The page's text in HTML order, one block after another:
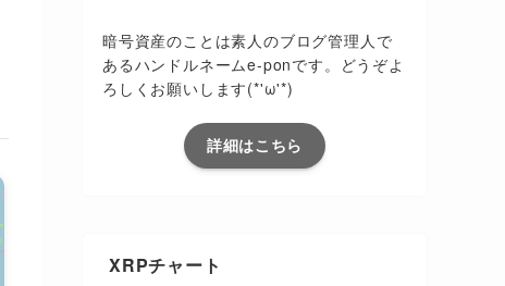
暗号資産のことは素人のブログ管理人で
あるハンドルネームe-ponです。どうぞよ
ろしくお願いします(*'ω'*)
詳細はこちら
XRPチャート